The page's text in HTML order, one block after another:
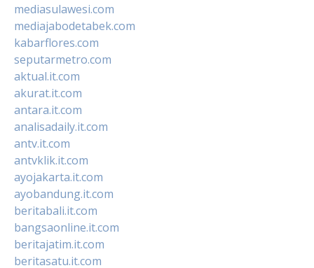
mediasulawesi.com
mediajabodetabek.com
kabarflores.com
seputarmetro.com
aktual.it.com
akurat.it.com
antara.it.com
analisadaily.it.com
antv.it.com
antvklik.it.com
ayojakarta.it.com
ayobandung.it.com
beritabali.it.com
bangsaonline.it.com
beritajatim.it.com
beritasatu.it.com